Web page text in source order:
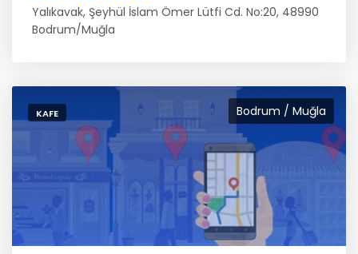
Yalıkavak, Şeyhül İslam Ömer Lütfi Cd. No:20, 48990
Bodrum/Muğla
Bodrum / Muğla
KAFE